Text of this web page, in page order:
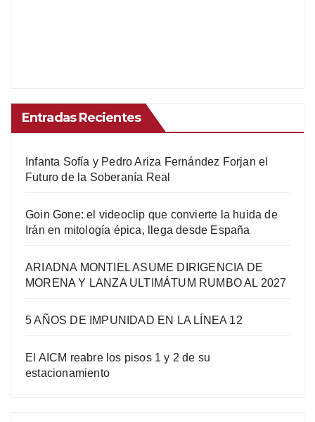
Entradas Recientes
Infanta Sofía y Pedro Ariza Fernández Forjan el
Futuro de la Soberanía Real
Goin Gone: el videoclip que convierte la huida de
Irán en mitología épica, llega desde España
ARIADNA MONTIEL ASUME DIRIGENCIA DE
MORENA Y LANZA ULTIMÁTUM RUMBO AL 2027
5 AÑOS DE IMPUNIDAD EN LA LÍNEA 12
El AICM reabre los pisos 1 y 2 de su
estacionamiento